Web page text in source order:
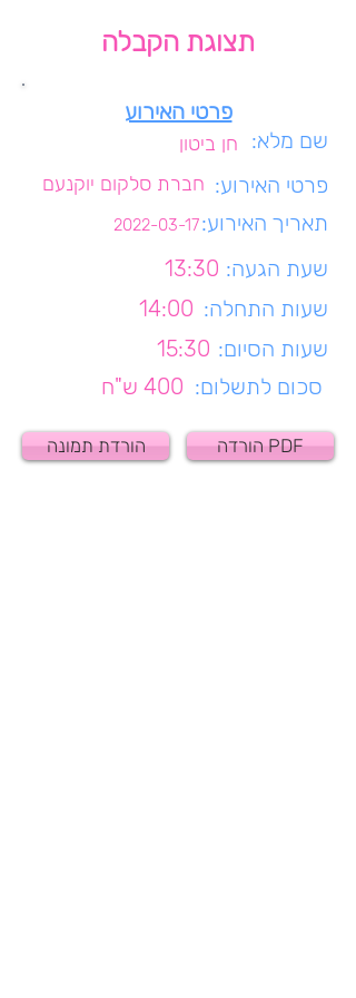
תצוגת הקבלה
פרטי האירוע
חן ביטון שם מלא:
חברת סלקום יוקנעם פרטי האירוע:
2022-03-17תאריך האירוע:
13:30 שעת הגעה:
14:00 שעות התחלה:
15:30 שעות הסיום:
400 ש"ח סכום לתשלום:
הורדת תמונה הורדה PDF